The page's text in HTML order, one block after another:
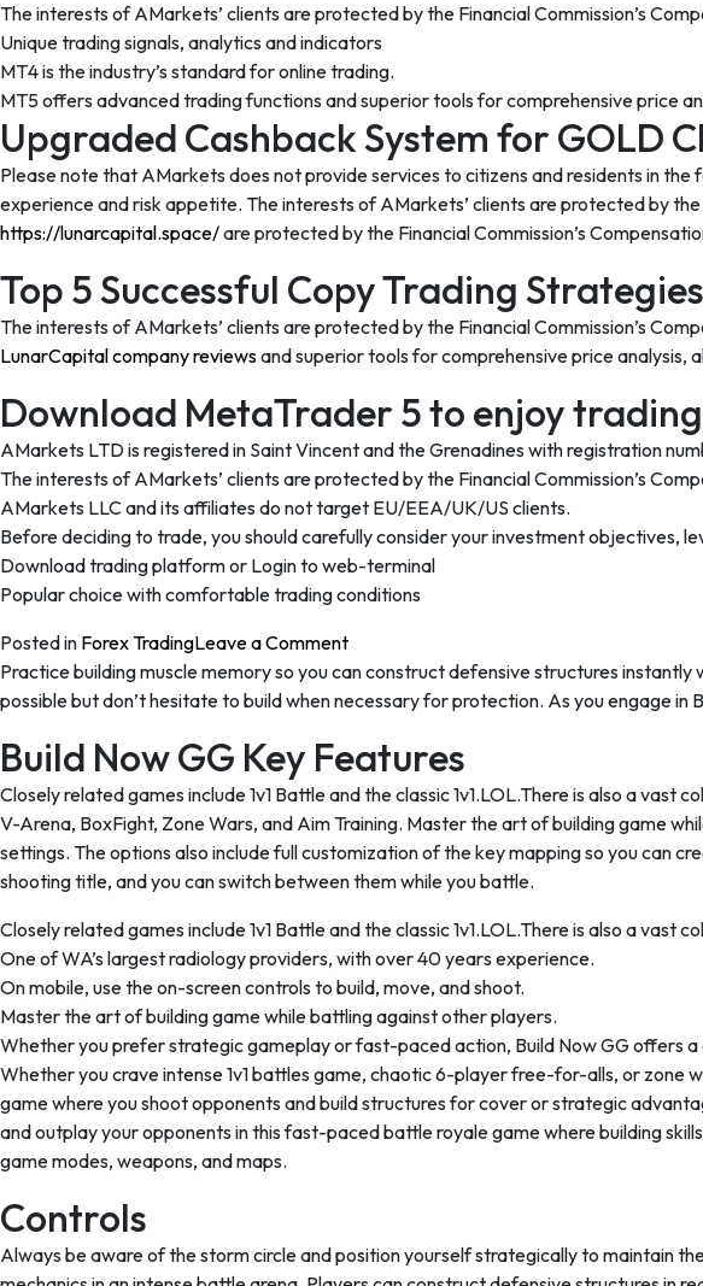
30
валют
и
драгоценные
металлы
The interests of AMarkets’ clients are protected by the Financial Commission’s
Unique trading signals, analytics and indicators
MT4 is the industry’s standard for online trading.
MT5 offers advanced trading functions and superior tools for comprehensive price
Upgraded Cashback System for GOLD
Please note that AMarkets does not provide services to citizens and residents in
experience and risk appetite. The interests of AMarkets’ clients are protected by
https://lunarcapital.space/are protected by the Financial Commission’s
Top 5 Successful Copy Trading
The interests of AMarkets’ clients are protected by the Financial Commission’s
LunarCapital company reviewsand superior tools for comprehensive price analysis,
Download MetaTrader 5 to enjoy
AMarkets LTD is registered in Saint Vincent and the Grenadines with registration
The interests of AMarkets’ clients are protected by the Financial Commission’s
AMarkets LLC and its affiliates do not target EU/EEA/UK/US clients.
Before deciding to trade, you should carefully consider your investment objectives,
Download trading platform or Login to web-terminal
Popular choice with comfortable trading conditions
Posted in Forex TradingLeave a Commenton
MetaTrader
4
Mac,
Windows
MT4
App
download
Practice building muscle memory so you can construct defensive structures
possible but don’t hesitate to build when necessary for protection. As you engage
Build Now GG Key Features
Closely related games include 1v1 Battle and the classic 1v1.LOL.There is also a
V-Arena, BoxFight, Zone Wars, and Aim Training. Master the art of building game
settings. The options also include full customization of the key mapping so you can
shooting title, and you can switch between them while you battle.
Closely related games include 1v1 Battle and the classic 1v1.LOL.There is also a
One of WA’s largest radiology providers, with over 40 years experience.
On mobile, use the on-screen controls to build, move, and shoot.
Master the art of building game while battling against other players.
Whether you prefer strategic gameplay or fast-paced action, Build Now GG offers
Whether you crave intense 1v1 battles game, chaotic 6-player free-for-alls, or zone
game where you shoot opponents and build structures for cover or strategic
and outplay your opponents in this fast-paced battle royale game where building
game modes, weapons, and maps.
Controls
Always be aware of the storm circle and position yourself strategically to maintain